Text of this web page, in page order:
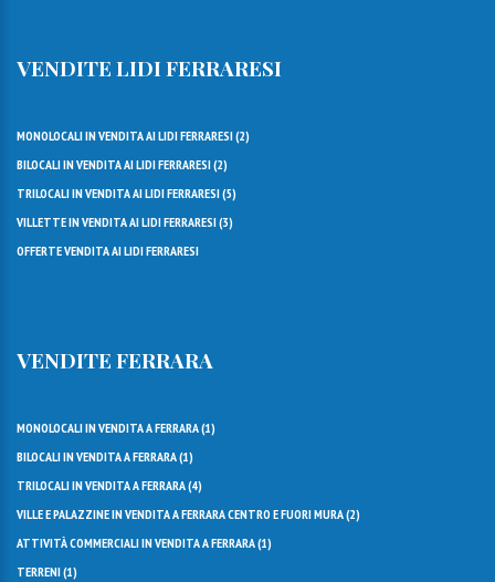
VENDITE LIDI FERRARESI
MONOLOCALI IN VENDITA AI LIDI FERRARESI (2)
BILOCALI IN VENDITA AI LIDI FERRARESI (2)
TRILOCALI IN VENDITA AI LIDI FERRARESI (5)
VILLETTE IN VENDITA AI LIDI FERRARESI (3)
OFFERTE VENDITA AI LIDI FERRARESI
VENDITE FERRARA
MONOLOCALI IN VENDITA A FERRARA (1)
BILOCALI IN VENDITA A FERRARA (1)
TRILOCALI IN VENDITA A FERRARA (4)
VILLE E PALAZZINE IN VENDITA A FERRARA CENTRO E FUORI MURA (2)
ATTIVITÀ COMMERCIALI IN VENDITA A FERRARA (1)
TERRENI (1)